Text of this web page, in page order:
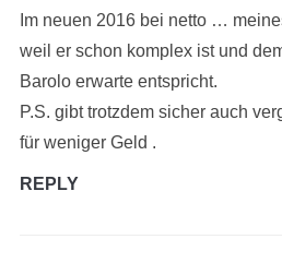
Im neuen 2016 bei netto …
weil er schon komplex ist und
Barolo erwarte entspricht.
P.S. gibt trotzdem sicher auch
für weniger Geld .
REPLY